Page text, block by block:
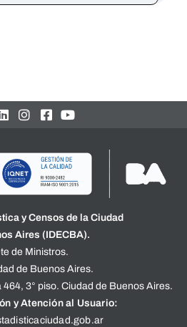
y Censos de la Ciudad
Aires (IDECBA).
de Ministros.
de Buenos Aires.
464, 3° piso. Ciudad de Buenos Aires.
y Atención al Usuario: